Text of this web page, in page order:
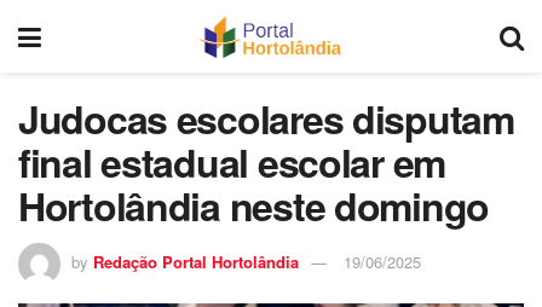
Judocas escolares disputam
final estadual escolar em
Hortolândia neste domingo
by Redação Portal Hortolândia 19/06/2025